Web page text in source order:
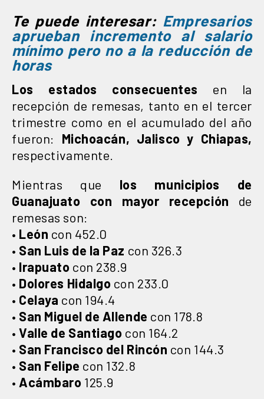
Te puede interesar: Empresarios
aprueban incremento al salario
mínimo pero no a la reducción de
horas
Los estados consecuentes en la
recepción de remesas, tanto en el tercer
trimestre como en el acumulado del año
fueron: Michoacán, Jalisco y Chiapas,
respectivamente.
Mientras que los municipios de
Guanajuato con mayor recepción de
remesas son:
• León con 452.0
• San Luis de la Paz con 326.3
• Irapuato con 238.9
• Dolores Hidalgo con 233.0
• Celaya con 194.4
• San Miguel de Allende con 178.8
•Valle de Santiago con 164.2
• San Francisco del Rincón con 144.3
• San Felipe con 132.8
• Acámbaro 125.9